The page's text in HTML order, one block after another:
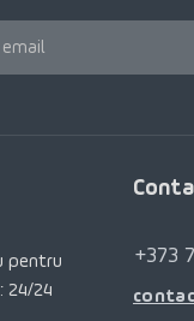
pentru
24/24
+373